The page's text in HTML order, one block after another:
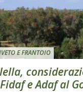
E FRANTOIO
e Adaf al